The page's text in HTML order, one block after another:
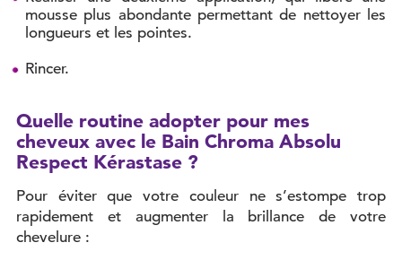
mousse plus abondante permettant de nettoyer les
longueurs et les pointes.
Rincer.
Quelle routine adopter pour mes
cheveux avec le Bain Chroma Absolu
Respect Kérastase ?
Pour éviter que votre couleur ne s’estompe trop
rapidement et augmenter la brillance de votre
chevelure :